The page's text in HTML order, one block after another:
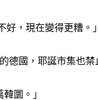
，現在變得更糟。」
德國，耶誕市集也
圜。」